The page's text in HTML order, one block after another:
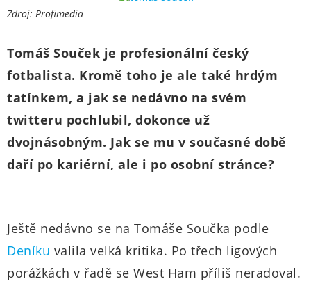
Zdroj: Profimedia
Tomáš Souček je profesionální český
fotbalista. Kromě toho je ale také hrdým
tatínkem, a jak se nedávno na svém
twitteru pochlubil, dokonce už
dvojnásobným. Jak se mu v současné době
daří po kariérní, ale i po osobní stránce?
Ještě nedávno se na Tomáše Součka podle
Deníku valila velká kritika. Po třech ligových
porážkách v řadě se West Ham příliš neradoval.